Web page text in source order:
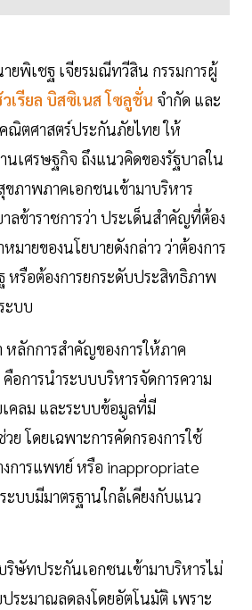
ยพิเชฐ เจียรมณีทวีสิน กรรมการผู้
เรียล บิสซิเนส โซลูชั่น จำกัด และ
ณิตศาสตร์ประกันภัยไทย ให้
เศรษฐกิจ ถึงแนวคิดของรัฐบาลใน
ภาพภาคเอกชนเข้ามาบริหาร
ลข้าราชการว่า ประเด็นสำคัญที่ต้อง
ายของนโยบายดังกล่าว ว่าต้องการ
หรือต้องการยกระดับประสิทธิภาพ
ะบบ
หลักการสำคัญของการให้ภาค
อการนำระบบบริหารจัดการความ
เคลม และระบบข้อมูลที่มี
ย โดยเฉพาะการคัดกรองการใช้
การแพทย์ หรือ inappropriate
ะบบมีมาตรฐานใกล้เคียงกับแนว
ริษัทประกันเอกชนเข้ามาบริหารไม่
ระมาณลดลงโดยอัตโนมัติ เพราะ